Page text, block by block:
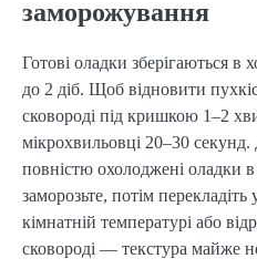
заморожування
Готові оладки зберігаються в
до 2 діб. Щоб відновити
сковороді під кришкою 1–2
мікрохвильовці 20–30
повністю охолоджені оладки
заморозьте, потім
кімнатній температурі або
сковороді — текстура майже